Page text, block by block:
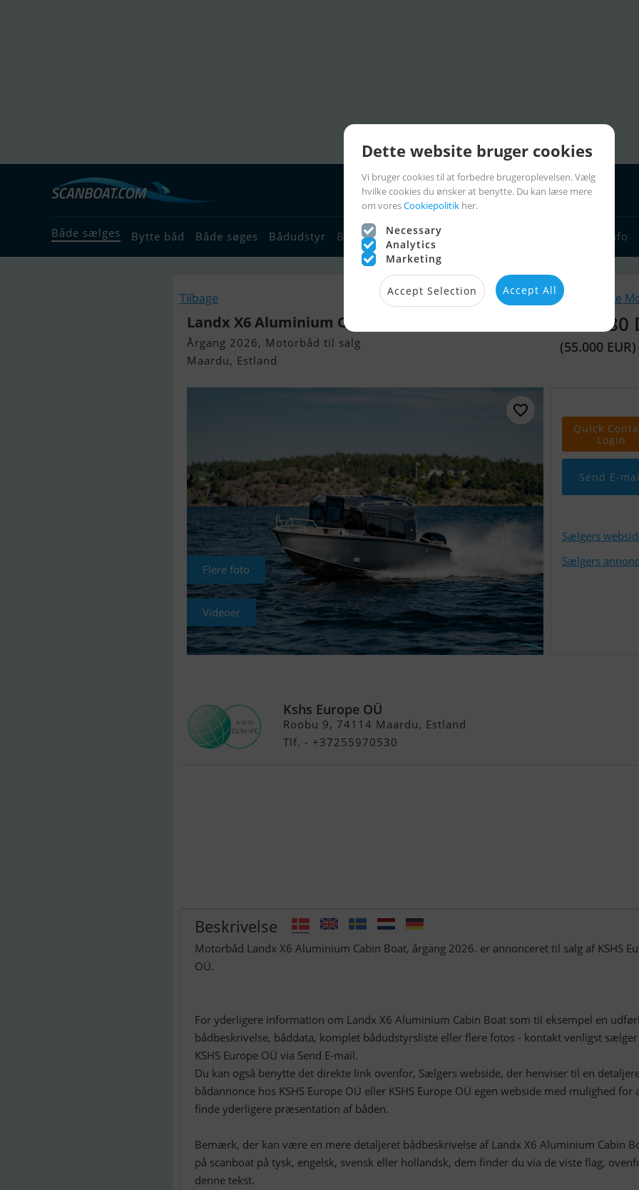
Både sælges Bytte båd Både søges Bådudstyr Bådforhandlere Sejlerlinks Sejlerinfo
Tilbage Lignende
Landx X6 Aluminium Cabin Boat
Årgang 2026, Motorbåd til salg
Maardu, Estland
410.580
(55.000 EUR)
Flere foto
Videoer
Quick
Login
Send E-
Sælgers
Sælgers
Kshs Europe OÜ
Roobu 9, 74114 Maardu, Estland
Tlf. - +37255970530
Beskrivelse
Motorbåd Landx X6 Aluminium Cabin Boat, årgang 2026. er annonceret til salg af KSHS
OÜ.
For yderligere information om Landx X6 Aluminium Cabin Boat som til eksempel en
bådbeskrivelse, båddata, komplet bådudstyrsliste eller flere fotos - kontakt venligst sælger
KSHS Europe OÜ via Send E-mail.
Du kan også benytte det direkte link ovenfor, Sælgers webside, der henviser til en
bådannonce hos KSHS Europe OÜ eller KSHS Europe OÜ egen webside med mulighed for
finde yderligere præsentation af båden.
Bemærk, der kan være en mere detaljeret bådbeskrivelse af Landx X6 Aluminium Cabin
på scanboat på tysk, engelsk, svensk eller hollandsk, dem finder du via de viste flag,
denne tekst.
Dette website bruger cookies
Vi bruger cookies til at forbedre brugeroplevelsen. Vælg
hvilke cookies du ønsker at benytte. Du kan læse mere
om voresCookiepolitik her.
Necessary
Analytics
Marketing
Accept Selection Accept All